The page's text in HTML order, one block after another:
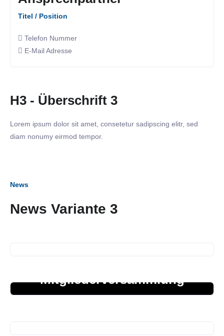
Titel / Position
Telefon Nummer
E-Mail Adresse
H3 - Überschrift 3
Lorem ipsum dolor sit amet, consetetur sadipscing elitr, sed
diam nonumy eirmod tempor.
News
News Variante 3
Mitgliederversammlung